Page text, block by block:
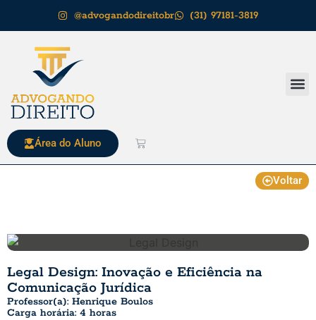
@advogandodireitobr (31) 97181-3819
Área do Aluno
Voltar
Legal Design: Inovação e Eficiência na
Comunicação Jurídica
Professor(a): Henrique Boulos
Carga horária: 4 horas